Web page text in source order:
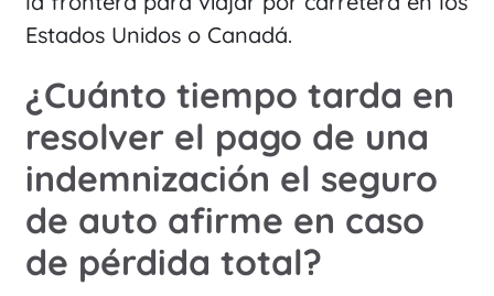
Estados Unidos o Canadá.
¿Cuánto tiempo tarda en
resolver el pago de una
indemnización el seguro
de auto afirme en caso
de pérdida total?